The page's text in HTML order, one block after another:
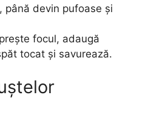
până devin pufoase și
focul, adaugă
tocat și savurează.